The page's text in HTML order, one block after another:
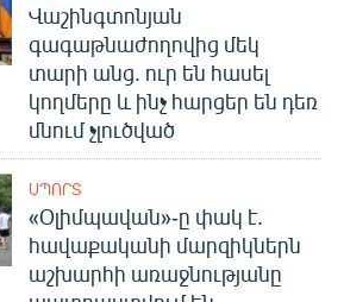
Վաշինգտոնյան
գագաթնաժողովից մեկ
տարի անց. ուր են հասել
կողմերը և ինչ հարցեր են դեռ
մնում չլուծված
ՍՊՈՐՏ
«Օլիմպավան»-ը փակ է.
հավաքականի մարզիկներն
աշխարհի առաջնությանը